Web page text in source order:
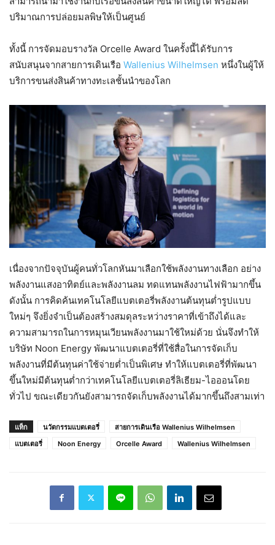
ปริมาณการปล่อยมลพิษให้เป็นศูนย์
ทั้งนี้ การจัดมอบรางวัล Orcelle Award ในครั้งนี้ได้รับการ
สนับสนุนจากสายการเดินเรือ Wallenius Wilhelmsen หนึ่งในผู้ให้
บริการขนส่งสินค้าทางทะเลชั้นนำของโลก
เนื่องจากปัจจุบันผู้คนทั่วโลกหันมาเลือกใช้พลังงานทางเลือก อย่าง
พลังงานแสงอาทิตย์และพลังงานลม ทดแทนพลังงานไฟฟ้ามากขึ้น
ดังนั้น การคิดค้นเทคโนโลยีแบตเตอรี่พลังงานต้นทุนต่ำรูปแบบ
ใหม่ๆ จึงยิ่งจำเป็นต้องสร้างสมดุลระหว่างราคาที่เข้าถึงได้และ
ความสามารถในการหมุนเวียนพลังงานมาใช้ใหม่ด้วย นั่นจึงทำให้
บริษัท Noon Energy พัฒนาแบตเตอรี่ที่ใช้สื่อในการจัดเก็บ
พลังงานที่มีต้นทุนค่าใช้จ่ายต่ำเป็นพิเศษ ทำให้แบตเตอรี่ที่พัฒนา
ขึ้นใหม่มีต้นทุนต่ำกว่าเทคโนโลยีแบตเตอรี่ลิเธียม-ไอออนโดย
ทั่วไป ขณะเดียวกันยังสามารถจัดเก็บพลังงานได้มากขึ้นถึงสามเท่า
แท็ก นวัตกรรมแบตเตอรี่
สายการเดินเรือ Wallenius Wilhelmsen
แบตเตอรี่
Noon Energy Orcelle Award Wallenius Wilhelmsen